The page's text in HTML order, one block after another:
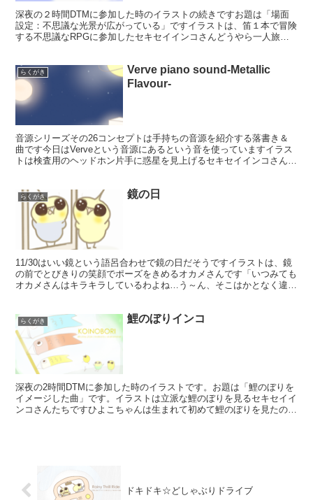
深夜の２時間DTMに参加した時のイラストの続きですお題は「場面
設定：不思議な光景が広がっている」ですイラストは、笛１本で冒険
する不思議なRPGに参加したセキセイインコさんどうやら一人旅の
らくがき
Verve piano sound-Metallic
Flavour-
音源シリーズその26コンセプトは手持ちの音源を紹介する落書き＆
曲です今日はVerveという音源にあるという音を使っていますイラス
トは検査用のヘッドホン片手に惑星を見上げるセキセイインコさんで
らくがき 鏡の日
11/30はいい鏡という語呂合わせで鏡の日だそうですイラストは、鏡
の前でとびきりの笑顔でポーズをきめるオカメさんです「いつみても
オカメさんはキラキラしているわよね…う～ん、そこはかとなく違和
らくがき 鯉のぼりインコ
深夜の2時間DTMに参加した時のイラストです。お題は「鯉のぼりを
イメージした曲」です。イラストは立派な鯉のぼりを見るセキセイイ
ンコさんたちですひよこちゃんは生まれて初めて鯉のぼりを見たので
ドキドキ☆どしゃぶりドライブ